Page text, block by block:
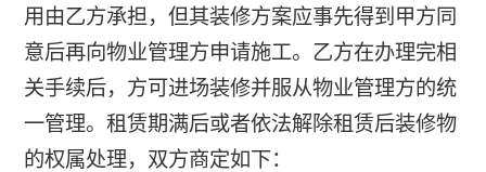
用由乙方承担，但其装修方案应事先得到甲方同
意后再向物业管理方申请施工。乙方在办理完相
关手续后，方可进场装修并服从物业管理方的统
一管理。租赁期满后或者依法解除租赁后装修物
的权属处理，双方商定如下：